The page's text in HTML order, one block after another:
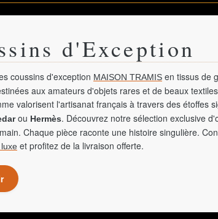
d'Exception
coussins d'exception MAISON TRAMIS en tissus de
aux amateurs d'objets rares et de beaux
valorisent l'artisanat français à travers des étoffes
ou Hermès. Découvrez notre sélection exclusive
Chaque pièce raconte une histoire singulière.
et profitez de la livraison offerte.